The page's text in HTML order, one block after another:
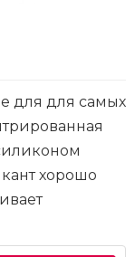
для для самых
хорошо